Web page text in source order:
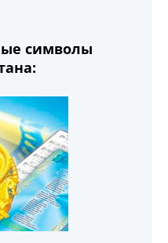
символы